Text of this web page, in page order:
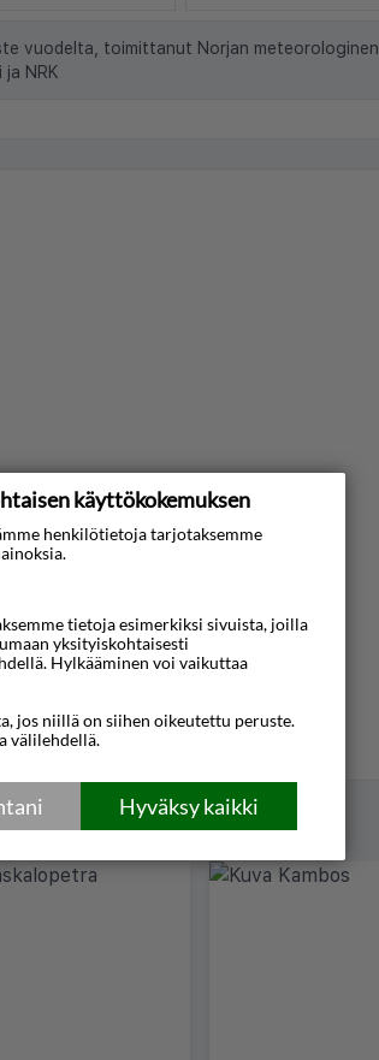
vuodelta, toimittanut Norjan meteorologinen
NRK
käyttökokemuksen
henkilötietoja tarjotaksemme
tietoja esimerkiksi sivuista, joilla
yksityiskohtaisesti
Hylkääminen voi vaikuttaa
jos niillä on siihen oikeutettu peruste.
välilehdellä.
Hyväksy kaikki